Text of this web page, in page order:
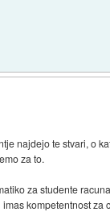
najdejo te stvari, o
za to.
za studente
kompetentnost